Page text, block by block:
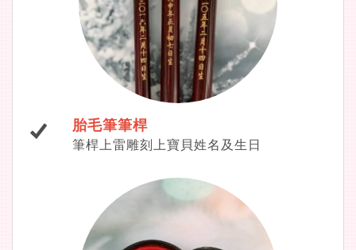
胎毛筆筆桿
筆桿上雷雕刻上寶貝姓名及生日